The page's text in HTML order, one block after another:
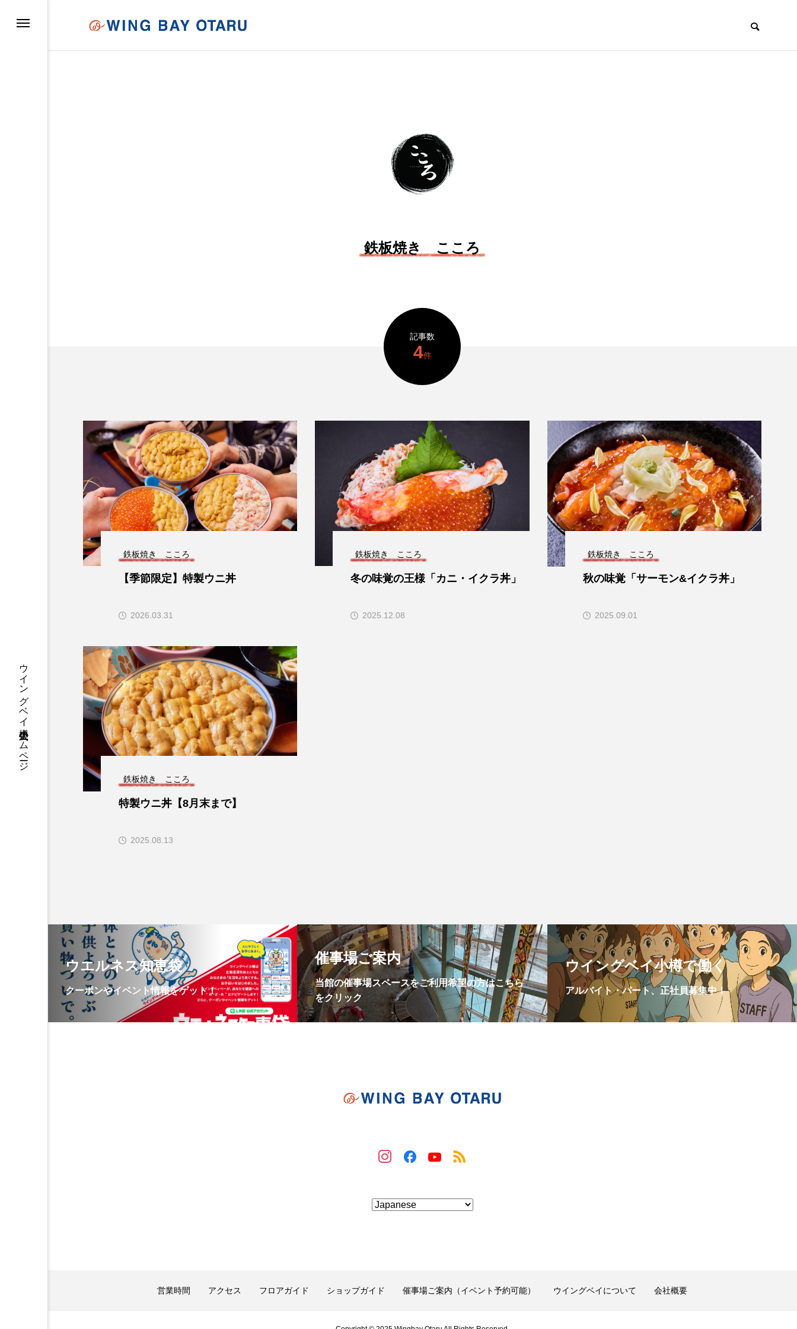
ウイングベイ小樽 公式ホームページ
鉄板焼き こころ
記事数
4件
鉄板焼き こころ
【季節限定】特製ウニ丼
2026.03.31
鉄板焼き こころ
冬の味覚の王様「カニ・イクラ丼」
2025.12.08
鉄板焼き こころ
秋の味覚「サーモン&イクラ丼」
2025.09.01
鉄板焼き こころ
特製ウニ丼【8月末まで】
2025.08.13
ウエルネス知恵袋
クーポンやイベント情報をゲット！
催事場ご案内
当館の催事場スペースをご利用希望の方はこちら
をクリック
ウイングベイ小樽で働く
アルバイト・パート、正社員募集中！
営業時間 アクセス フロアガイド ショップガイド 催事場ご案内（イベント予約可能） ウイングベイについて 会社概要